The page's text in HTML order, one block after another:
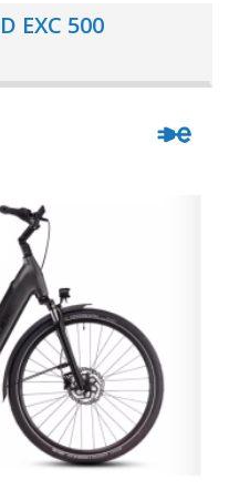
EXC 500